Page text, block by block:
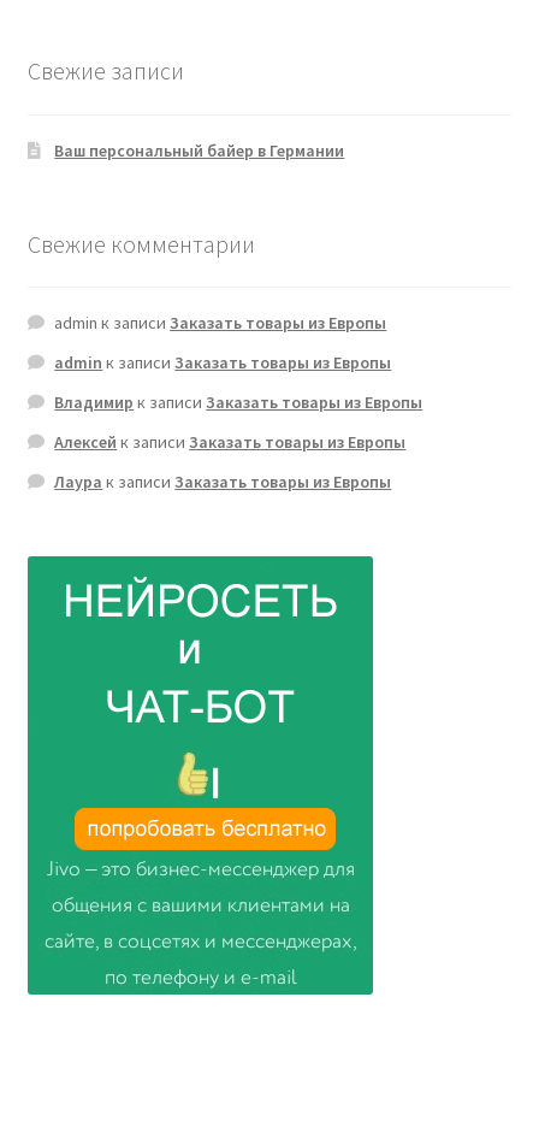
Свежие записи
Ваш персональный байер в Германии
Свежие комментарии
admin к записиЗаказать товары из Европы
admin к записиЗаказать товары из Европы
Владимир к записиЗаказать товары из Европы
Алексей к записиЗаказать товары из Европы
Лаура к записиЗаказать товары из Европы